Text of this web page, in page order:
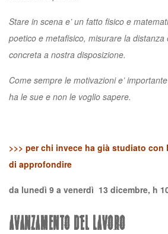
Stare in scena e’ un fatto fisico e
poetico e metafisico, misurare la distanza
concreta a nostra disposizione.
Come sempre le motivazioni e’
ha le sue e non le voglio sapere.
>>> per chi invece ha già studiato
di approfondire
da lunedì 9 a venerdì 13 dicembre, h
AVANZAMENTO DEL LAVORO